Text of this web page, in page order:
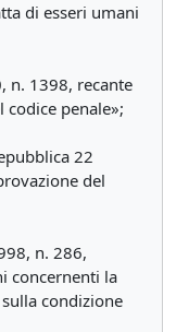
di esseri umani
n. 1398, recante
penale»;
22
del
n. 286,
concernenti la
condizione